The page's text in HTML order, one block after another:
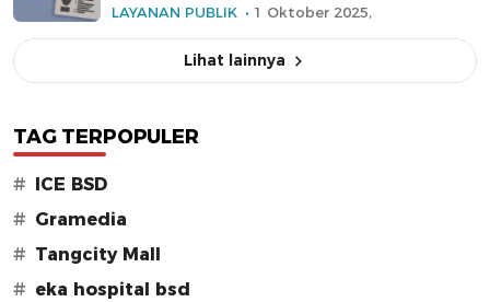
LAYANAN PUBLIK 1 Oktober 2025,
Lihat lainnya
TAG TERPOPULER
#
ICE BSD
# Gramedia
# Tangcity Mall
# eka hospital bsd